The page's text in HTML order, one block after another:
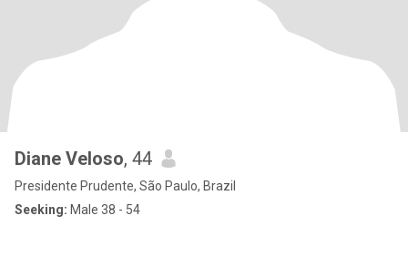
Diane Veloso, 44
Presidente Prudente, São Paulo, Brazil
Seeking: Male 38 - 54